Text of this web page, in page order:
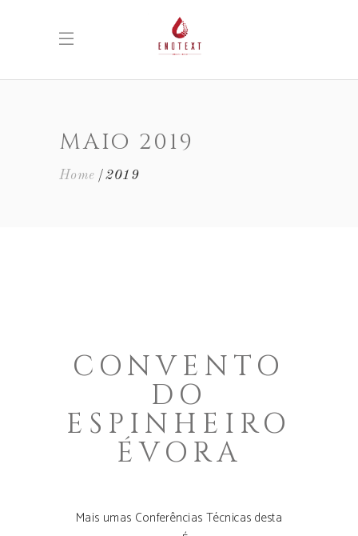
MAIO 2019
Home 2019
CONVENTO
DO
ESPINHEIRO
ÉVORA
Mais umas Conferências Técnicas desta